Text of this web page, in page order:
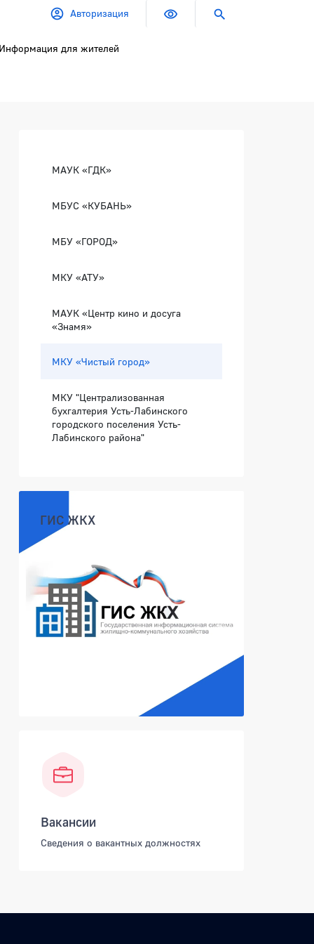
Авторизация
Информация для жителей
МАУК «ГДК»
МБУС «КУБАНЬ»
МБУ «ГОРОД»
МКУ «АТУ»
МАУК «Центр кино и досуга
«Знамя»
МКУ «Чистый город»
МКУ "Централизованная
бухгалтерия Усть-Лабинского
городского поселения Усть-
Лабинского района"
ГИС ЖКХ
Вакансии
Сведения о вакантных должностях